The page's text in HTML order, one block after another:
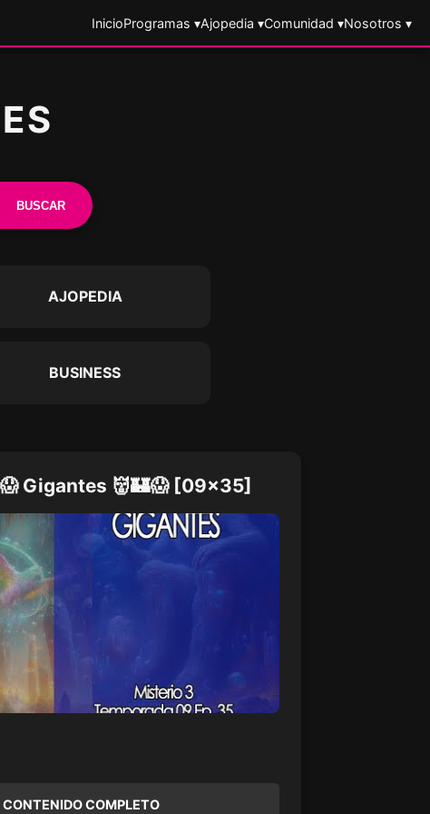
InicioProgramas ▾Ajopedia ▾Comunidad ▾Nosotros ▾
BUSCAR
AJOPEDIA
BUSINESS
Gigantes 👹🏰😱 [09x35]
CONTENIDO COMPLETO